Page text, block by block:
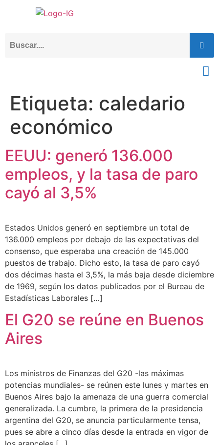
Etiqueta: caledario
económico
EEUU: generó 136.000
empleos, y la tasa de paro
cayó al 3,5%
Estados Unidos generó en septiembre un total de
136.000 empleos por debajo de las expectativas del
consenso, que esperaba una creación de 145.000
puestos de trabajo. Dicho esto, la tasa de paro cayó
dos décimas hasta el 3,5%, la más baja desde diciembre
de 1969, según los datos publicados por el Bureau de
Estadísticas Laborales […]
El G20 se reúne en Buenos
Aires
Los ministros de Finanzas del G20 -las máximas
potencias mundiales- se reúnen este lunes y martes en
Buenos Aires bajo la amenaza de una guerra comercial
generalizada. La cumbre, la primera de la presidencia
argentina del G20, se anuncia particularmente tensa,
pues se abre a cinco días desde la entrada en vigor de